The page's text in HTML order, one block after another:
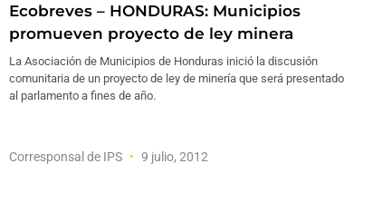
Ecobreves – HONDURAS: Municipios
promueven proyecto de ley minera
La Asociación de Municipios de Honduras inició la discusión
comunitaria de un proyecto de ley de minería que será presentado
al parlamento a fines de año.
Corresponsal de IPS 9 julio, 2012